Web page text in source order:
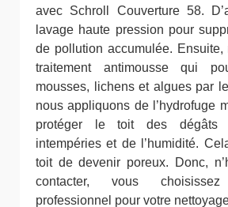
avec Schroll Couverture 58.
lavage haute pression pour
de pollution accumulée. Ensuite,
traitement antimousse qui
mousses, lichens et algues par
nous appliquons de l’hydrofuge
protéger le toit des dégâts
intempéries et de l’humidité.
toit de devenir poreux. Donc,
contacter, vous
professionnel pour votre